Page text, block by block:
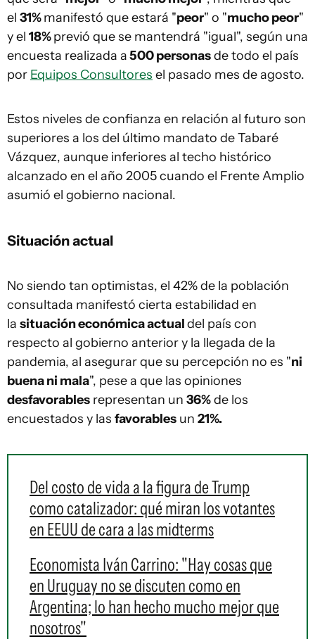
el 31%manifestó que estará "peor" o "mucho peor"
y el 18%previó que se mantendrá "igual", según una
encuesta realizada a500 personasde todo el país
por Equipos Consultores el pasado mes de agosto.
Estos niveles de confianza en relación al futuro son
superiores a los del último mandato de Tabaré
Vázquez, aunque inferiores al techo histórico
alcanzado en el año 2005 cuando el Frente Amplio
asumió el gobierno nacional.
Situación actual
No siendo tan optimistas, el 42% de la población
consultada manifestó cierta estabilidad en
la situación económica actualdel país con
respecto al gobierno anterior y la llegada de la
pandemia, al asegurar que su percepción no es "ni
buena ni mala", pese a que las opiniones
desfavorables representan un 36%de los
encuestados y las favorables un 21%.
Del costo de vida a la figura de Trump
como catalizador: qué miran los votantes
en EEUU de cara a las midterms
Economista Iván Carrino: "Hay cosas que
en Uruguay no se discuten como en
Argentina; lo han hecho mucho mejor que
nosotros"